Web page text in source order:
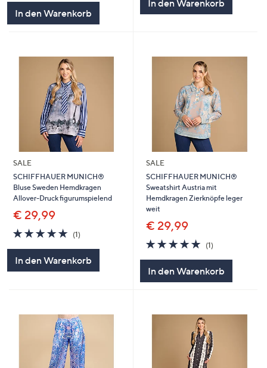
In den Warenkorb
In den Warenkorb
SALE
SCHIFFHAUER MUNICH®
Bluse Sweden Hemdkragen
Allover-Druck figurumspielend
€ 29,99
5.0
von
5
(1)
In den Warenkorb
SALE
SCHIFFHAUER MUNICH®
Sweatshirt Austria mit
Hemdkragen Zierknöpfe leger
weit
€ 29,99
5.0
von
(1)1
In den Warenkorb